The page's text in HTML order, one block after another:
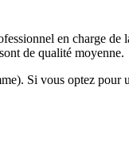
en charge
de qualité moyenne.
Si vous optez pour